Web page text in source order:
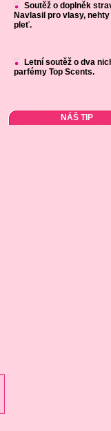
Soutěž o doplněk
Navlasil pro vlasy, nehty
pleť.
Letní soutěž o dva
parfémy Top Scents.
NÁŠ TIP